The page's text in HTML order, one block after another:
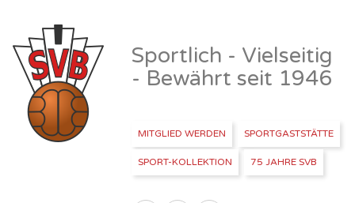
Sportlich - Vielseitig
- Bewährt seit 1946
MITGLIED WERDEN SPORTGASTSTÄTTE
SPORT-KOLLEKTION 75 JAHRE SVB